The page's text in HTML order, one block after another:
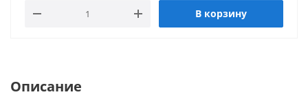
В корзину
Описание